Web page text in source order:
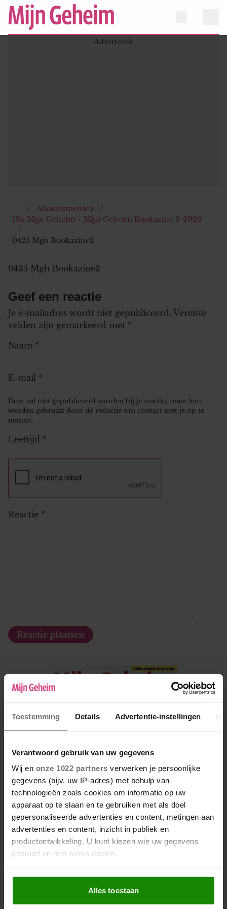
Toestemming Details Advertentie-instellingen
Verantwoord gebruik van uw gegevens
Wij en onze 1022 partners verwerken je persoonlijke
gegevens (bijv. uw IP-adres) met behulp van
technologieën zoals cookies om informatie op uw
apparaat op te slaan en te gebruiken met als doel
gepersonaliseerde advertenties en content, metingen aan
advertenties en content, inzicht in publiek en
productontwikkeling. U kunt kiezen wie uw gegevens
gebruikt en met welke doelen.
Als u het toestaat, willen we ook graag:
Informatie verzamelen over uw geografische locatie,
die tot een paar meter nauwkeurig kan zijn
Alles toestaan
Abonnementen
10x Mijn Geheim + Mijn Geheim Bookazine 3-2026
0425 Mgh Bookazine2
0425 Mgh Bookazine2
Geef een reactie
Je e-mailadres wordt niet gepubliceerd. Vereiste
velden zijn gemarkeerd met *
Naam *
E-mail *
Deze zal niet gepubliceerd worden bij je reactie, maar kan
worden gebruikt door de redactie om contact met je op te
nemen.
Leeftijd *
Reactie *
De nieuwe Mijn Geheim ligt nu in de winkel
Abonneren
Digitaal lezen
Los kopen